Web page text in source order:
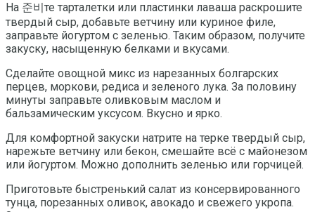
На 준비те тарталетки или пластинки лаваша раскрошите
твердый сыр, добавьте ветчину или куриное филе,
заправьте йогуртом с зеленью. Таким образом, получите
закуску, насыщенную белками и вкусами.
Сделайте овощной микс из нарезанных болгарских
перцев, моркови, редиса и зеленого лука. За половину
минуты заправьте оливковым маслом и
бальзамическим уксусом. Вкусно и ярко.
Для комфортной закуски натрите на терке твердый сыр,
нарежьте ветчину или бекон, смешайте всё с майонезом
или йогуртом. Можно дополнить зеленью или горчицей.
Приготовьте быстренький салат из консервированного
тунца, порезанных оливок, авокадо и свежего укропа.